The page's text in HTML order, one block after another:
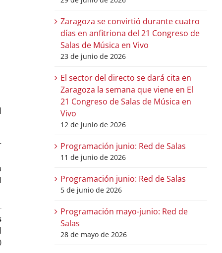
Zaragoza se convirtió durante cuatro
días en anfitriona del 21 Congreso de
Salas de Música en Vivo
23 de junio de 2026
El sector del directo se dará cita en
Zaragoza la semana que viene en El
21 Congreso de Salas de Música en
Vivo
12 de junio de 2026
Programación junio: Red de Salas
11 de junio de 2026
Programación junio: Red de Salas
5 de junio de 2026
Programación mayo-junio: Red de
Salas
28 de mayo de 2026